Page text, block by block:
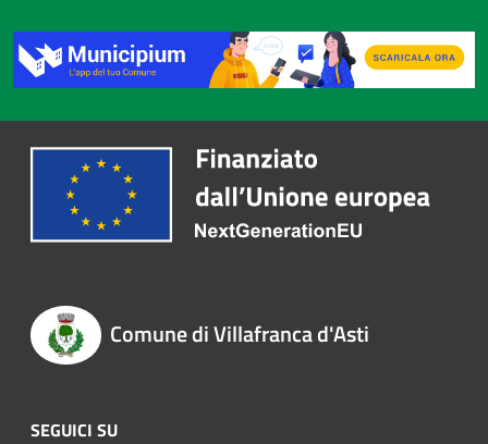
Comune di Villafranca d'Asti
SEGUICI SU